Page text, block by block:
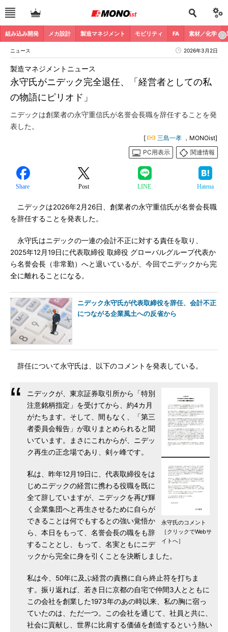
組み込み開発 メカ設計 製造マネジメント モビリティ FA 素材／化学
ニュース 2026年3月2日
永守氏がニデック完全退任、「経営者としての私
の物語にピリオド」
製造マネジメントニュース
ニデックは創業者の永守重信氏が名誉会長職を辞任することを発
表した。
[ 三島一孝 ，MONOist]
PC用表示
関連情報
Share Post LINE Hatena
ニデックは2026年2月26日、創業者の永守重信氏が名誉会長職
を辞任することを発表した。
永守氏はニデックの一連の会計不正に対する責任を取り、
2025年12月19日に代表取締役 取締役 グローバルグループ代表か
ら名誉会長（非常勤）へと退いているが、今回でニデックから完
全に離れることになる。
ニデック永守氏が代表取締役を辞任、会計不正
につながる企業風土への反省から
辞任について永守氏は、以下のコメントを発表している。
永守氏のコメント
［クリックでWebサ
イトへ］
ニデックが、東京証券取引所から「特別
注意銘柄指定」を受けてから、約4カ月
がたちます。そして、間もなく、「第三
者委員会報告」が取りまとめられると聞
いています。まさにこれからが、ニデッ
ク再生の正念場であり、剣ヶ峰です。
私は、昨年12月19日に、代表取締役をは
じめニデックの経営に携わる役職を既に
全て辞していますが、ニデックを再び輝
く企業集団へと再生させるために自らが
できることは何でもするとの強い覚悟か
ら、本日をもって、名誉会長の職をも辞
することとし、もって、名実ともにニデ
ックから完全に身を引くことを決断しました。
私は今、50年に及ぶ経営の責務に自ら終止符を打ちま
す。振り返れば、若き日に京都の自宅で仲間3人とともに
この会社を創業した1973年のあの時以来、私の胸に宿っ
ていたのは、ただ一つ。この会社を通じて、社員と共に、
社会に貢献し、世界に比肩する価値を創造するという熱い